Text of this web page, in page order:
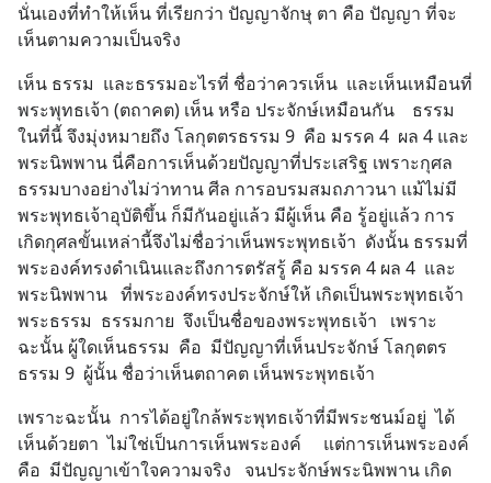
นั่นเองที่ทำให้เห็น ที่เรียกว่า ปัญญาจักษุ ตา คือ ปัญญา ที่จะ
เห็นตามความเป็นจริง
เห็น ธรรม  และธรรมอะไรที่ ชื่อว่าควรเห็น  และเห็นเหมือนที่
พระพุทธเจ้า (ตถาคต) เห็น หรือ ประจักษ์เหมือนกัน    ธรรม
ในที่นี้ จึงมุ่งหมายถึง โลกุตตรธรรม 9  คือ มรรค 4  ผล 4 และ
พระนิพพาน นี่คือการเห็นด้วยปัญญาที่ประเสริฐ เพราะกุศล
ธรรมบางอย่างไม่ว่าทาน ศีล การอบรมสมถภาวนา แม้ไม่มี
พระพุทธเจ้าอุบัติขึ้น ก็มีกันอยู่แล้ว มีผู้เห็น คือ รู้อยู่แล้ว การ
เกิดกุศลขั้นเหล่านี้จึงไม่ชื่อว่าเห็นพระพุทธเจ้า  ดังนั้น ธรรมที่
พระองค์ทรงดำเนินและถึงการตรัสรู้ คือ มรรค 4 ผล 4  และ
พระนิพพาน   ที่พระองค์ทรงประจักษ์ให้ เกิดเป็นพระพุทธเจ้า
พระธรรม  ธรรมกาย  จึงเป็นชื่อของพระพุทธเจ้า   เพราะ
ฉะนั้น ผู้ใดเห็นธรรม  คือ  มีปัญญาที่เห็นประจักษ์ โลกุตตร
ธรรม 9  ผู้นั้น ชื่อว่าเห็นตถาคต เห็นพระพุทธเจ้า
เพราะฉะนั้น  การได้อยู่ใกล้พระพุทธเจ้าที่มีพระชนม์อยู่  ได้
เห็นด้วยตา  ไม่ใช่เป็นการเห็นพระองค์     แต่การเห็นพระองค์
คือ  มีปัญญาเข้าใจความจริง   จนประจักษ์พระนิพพาน เกิด